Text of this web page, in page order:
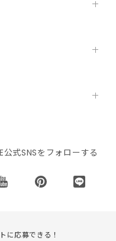
公式SNSをフォローする
に応募できる！